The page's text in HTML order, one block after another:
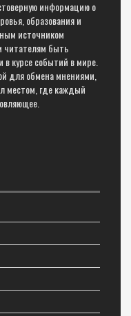
информацию о
образования и
источником
читателям быть
курсе событий в мире.
для обмена мнениями,
местом, где каждый